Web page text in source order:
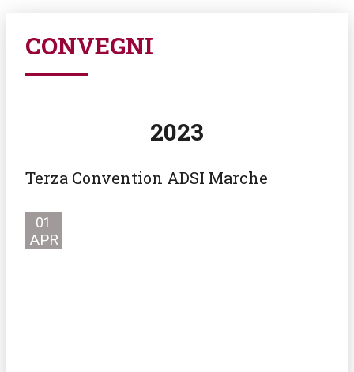
CONVEGNI
2023
Terza Convention ADSI Marche
01
APR